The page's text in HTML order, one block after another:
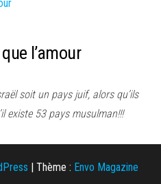
l’amour
soit un pays juif, alors qu’ils
existe 53 pays musulman!!!
| Thème : Envo Magazine